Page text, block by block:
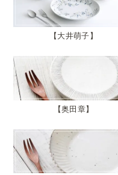
大井萌子
奥田章